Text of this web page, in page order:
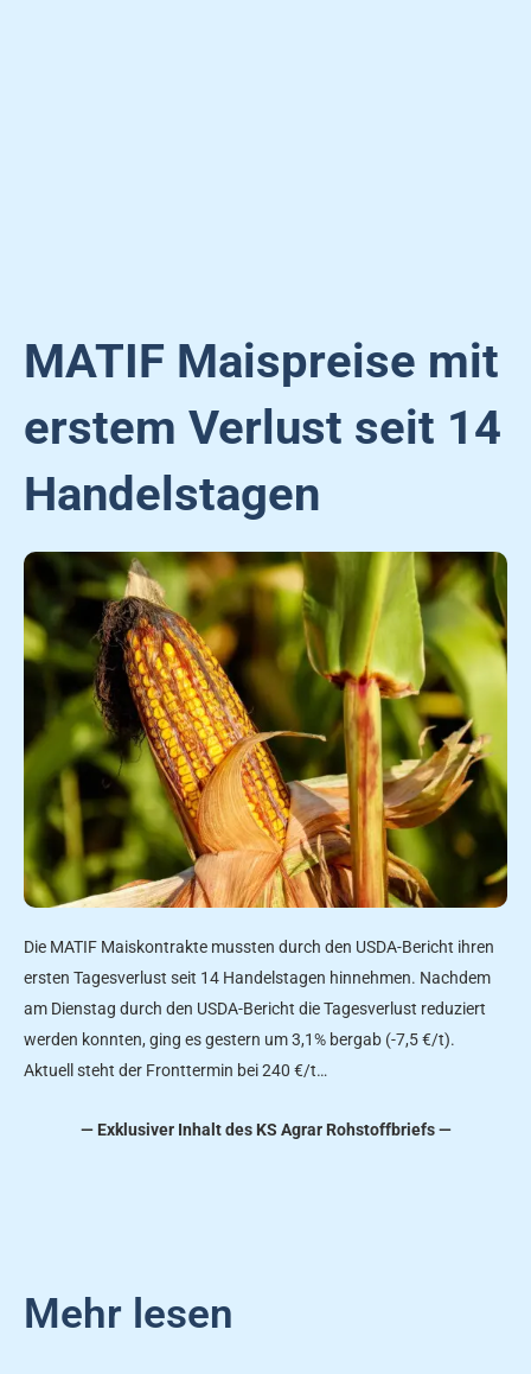
MATIF Maispreise mit
erstem Verlust seit 14
Handelstagen
Die MATIF Maiskontrakte mussten durch den USDA-Bericht ihren
ersten Tagesverlust seit 14 Handelstagen hinnehmen. Nachdem
am Dienstag durch den USDA-Bericht die Tagesverlust reduziert
werden konnten, ging es gestern um 3,1% bergab (-7,5 €/t).
Aktuell steht der Fronttermin bei 240 €/t…
— Exklusiver Inhalt des KS Agrar Rohstoffbriefs —
Mehr lesen